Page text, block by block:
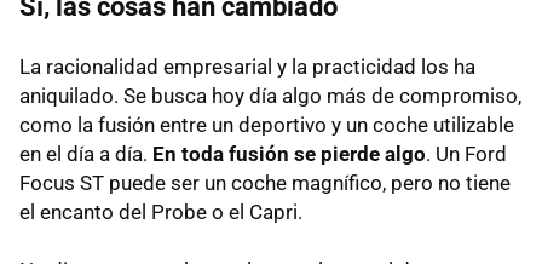
Sí, las cosas han cambiado
La racionalidad empresarial y la practicidad los ha
aniquilado. Se busca hoy día algo más de compromiso,
como la fusión entre un deportivo y un coche utilizable
en el día a día. En toda fusión se pierde algo. Un Ford
Focus ST puede ser un coche magnífico, pero no tiene
el encanto del Probe o el Capri.